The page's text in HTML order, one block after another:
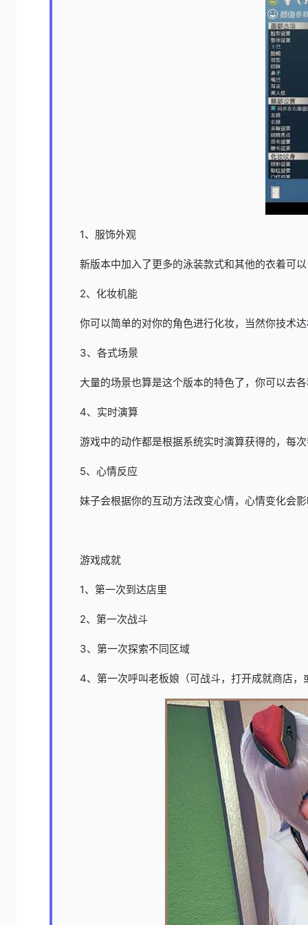
1、服饰外观
新版本中加入了更多的泳装款式和其他的衣着可
2、化妆机能
你可以简单的对你的角色进行化妆，当然你技术
3、各式场景
大量的场景也算是这个版本的特色了，你可以去
4、实时演算
游戏中的动作都是根据系统实时演算获得的，每
5、心情反应
妹子会根据你的互动方法改变心情，心情变化会
游戏成就
1、第一次到达店里
2、第一次战斗
3、第一次探索不同区域
4、第一次呼叫老板娘（可战斗，打开成就商店